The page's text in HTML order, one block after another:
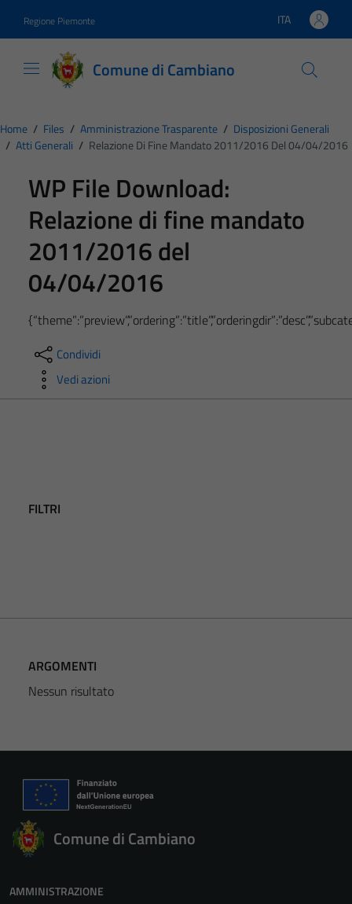
Regione Piemonte Lingua attiva:
ITA
Comune di Cambiano
Home / Files / Amministrazione Trasparente / Disposizioni Generali
/ Atti Generali / Relazione Di Fine Mandato 2011/2016 Del 04/04/2016
WP File Download:
Relazione di fine mandato
2011/2016 del
04/04/2016
Condividi
Vedi azioni
FILTRI
ARGOMENTI
Nessun risultato
Comune di Cambiano
AMMINISTRAZIONE